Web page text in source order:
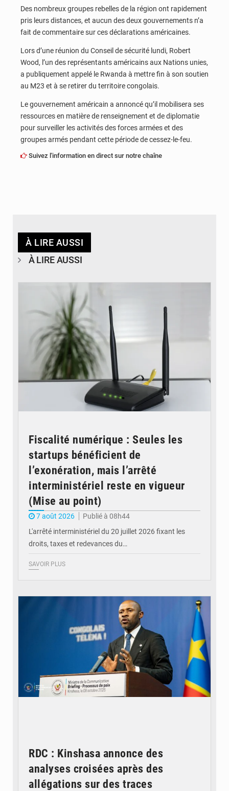
Des nombreux groupes rebelles de la région ont rapidement
pris leurs distances, et aucun des deux gouvernements n’a
fait de commentaire sur ces déclarations américaines.
Lors d’une réunion du Conseil de sécurité lundi, Robert
Wood, l’un des représentants américains aux Nations unies,
a publiquement appelé le Rwanda à mettre fin à son soutien
au M23 et à se retirer du territoire congolais.
Le gouvernement américain a annoncé qu’il mobilisera ses
ressources en matière de renseignement et de diplomatie
pour surveiller les activités des forces armées et des
groupes armés pendant cette période de cessez-le-feu.
Suivez l'information en direct sur notre chaîne
À LIRE AUSSI
À LIRE AUSSI
Fiscalité numérique : Seules les
startups bénéficient de
l’exonération, mais l’arrêté
interministériel reste en vigueur
(Mise au point)
7 août 2026
Publié à 08h44
L'arrêté interministériel du 20 juillet 2026 fixant les
droits, taxes et redevances du…
SAVOIR PLUS
RDC : Kinshasa annonce des
analyses croisées après des
allégations sur des traces